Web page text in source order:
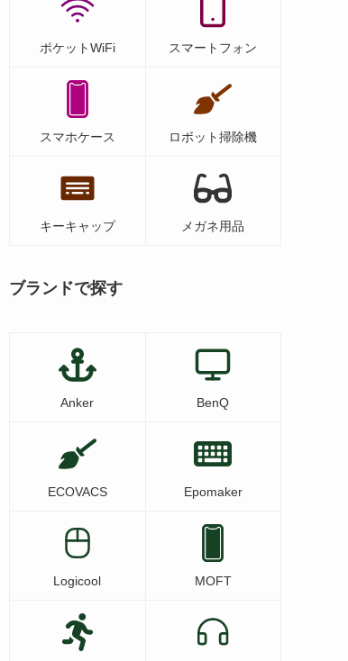
ポケットWiFi スマートフォン
スマホケース ロボット掃除機
キーキャップ メガネ用品
ブランドで探す
Anker BenQ
ECOVACS Epomaker
Logicool MOFT